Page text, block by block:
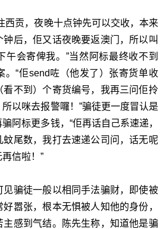
西贡，夜晚十点钟先可以交收，本来
后，佢又话夜晚要返澳门，所以叫
午会寄俾我。”当然阿标最终收不到
。“佢send咗（他发了）张寄货单收
不到）个寄货编号，我再三问佢拎
以咪去报警囉！”骗徒更一度冒认是
阿标更多钱，“佢再话自己系速递，
尾数，我打去速递公司问，话无呢
信啦！”
骗徒一般以相同手法骗财，即使被
嚣张，根本无惧被人知他的身份，
感到气结。陈先生称，知道他是骗